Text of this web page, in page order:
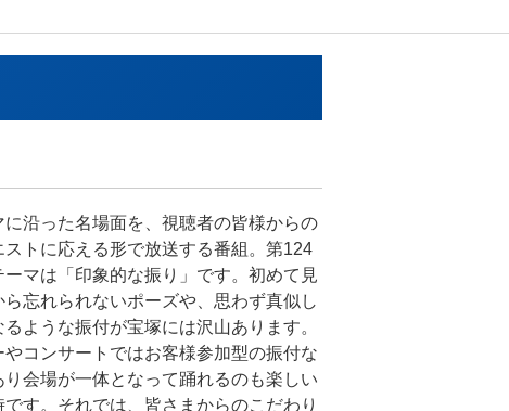
に沿った名場面を、視聴者の皆様からの
ストに応える形で放送する番組。第124
ーマは「印象的な振り」です。初めて見
ら忘れられないポーズや、思わず真似し
るような振付が宝塚には沢山あります。
やコンサートではお客様参加型の振付な
り会場が一体となって踊れるのも楽しい
です。それでは、皆さまからのこだわり